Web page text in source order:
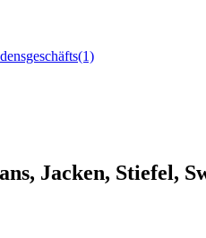
(1)
Jacken, Stiefel,